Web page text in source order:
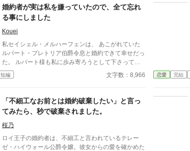
婚約者が実は私を嫌っていたので、全て忘れ
る事にしました
Kouei
私セイシェル・メルハーフェンは、 あこがれていた
ルパート・プレトリア伯爵令息と婚約できて幸せだっ
た。 ルパート様も私に歩み寄ろうとして下さってい
る。 けれど私は聞いてしまった。ルパート様の本音
を。 『我慢するしかない』 『彼女といると疲れる』
思っていたの？ だから私は決めました。 あなたを忘
れようと… ※この作品は、他投稿サイトにも公開し
ています。
短編 文字数：8,966 恋愛 完結
「不細工なお前とは婚約破棄したい」と言っ
てみたら、秒で破棄されました。
桜乃
ロイ王子の婚約者は、不細工と言われているテレー
ゼ・ハイウォール公爵令嬢。彼女からの愛を確かめた